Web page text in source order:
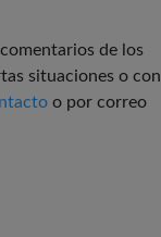
de los
situaciones o con
o por correo